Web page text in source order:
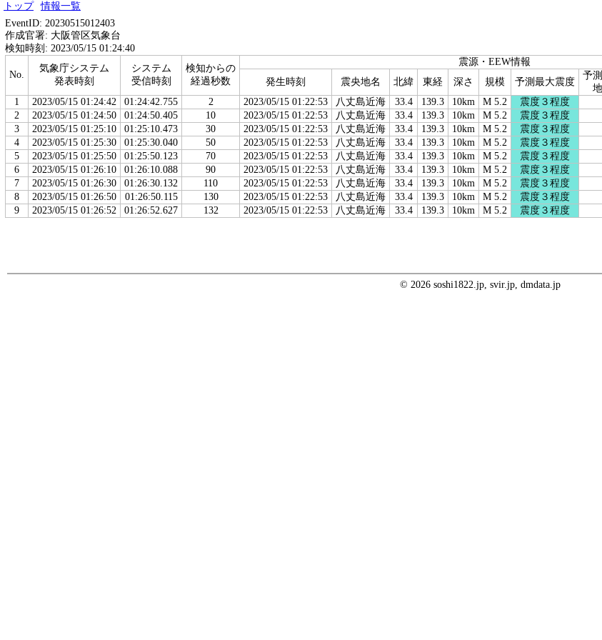
トップ
情報一覧
EventID: 20230515012403
作成官署: 大阪管区気象台
検知時刻: 2023/05/15 01:24:40
No.
気象庁システム
発表時刻
システム
受信時刻
検知からの
経過秒数
震源・EEW情報
発生時刻
震央地名 北緯 東経 深さ 規模 予測最大震度
予
1
2023/05/15 01:24:42 01:24:42.755 2 2023/05/15 01:22:53 八丈島近海 33.4 139.3 10km M 5.2 震度３程度
2
2023/05/15 01:24:50 01:24:50.405 10 2023/05/15 01:22:53 八丈島近海 33.4 139.3 10km M 5.2 震度３程度
3
2023/05/15 01:25:10 01:25:10.473 30 2023/05/15 01:22:53 八丈島近海 33.4 139.3 10km M 5.2 震度３程度
4
2023/05/15 01:25:30 01:25:30.040 50 2023/05/15 01:22:53 八丈島近海 33.4 139.3 10km M 5.2 震度３程度
5
2023/05/15 01:25:50 01:25:50.123 70 2023/05/15 01:22:53 八丈島近海 33.4 139.3 10km M 5.2 震度３程度
6
2023/05/15 01:26:10 01:26:10.088 90 2023/05/15 01:22:53 八丈島近海 33.4 139.3 10km M 5.2 震度３程度
7
2023/05/15 01:26:30 01:26:30.132 110 2023/05/15 01:22:53 八丈島近海 33.4 139.3 10km M 5.2 震度３程度
8
2023/05/15 01:26:50 01:26:50.115 130 2023/05/15 01:22:53 八丈島近海 33.4 139.3 10km M 5.2 震度３程度
9
2023/05/15 01:26:52 01:26:52.627 132 2023/05/15 01:22:53 八丈島近海 33.4 139.3 10km M 5.2 震度３程度
© 2026 soshi1822.jp, svir.jp, dmdata.jp